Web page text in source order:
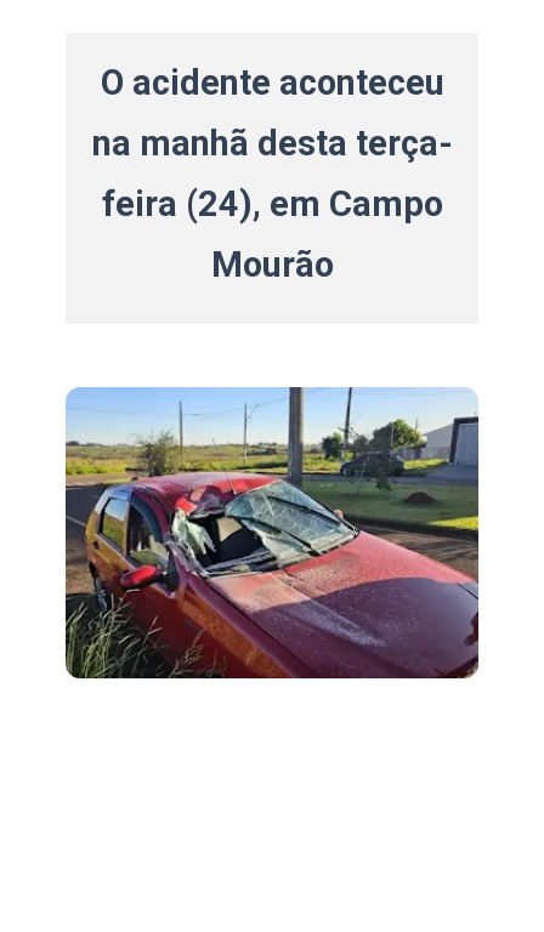
O acidente aconteceu
na manhã desta terça-
feira (24), em Campo
Mourão